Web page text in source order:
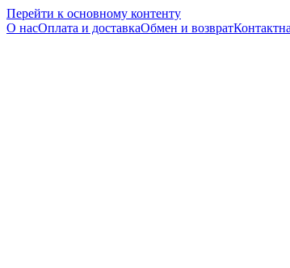
Перейти к основному контенту
О насОплата и доставкаОбмен и возврат